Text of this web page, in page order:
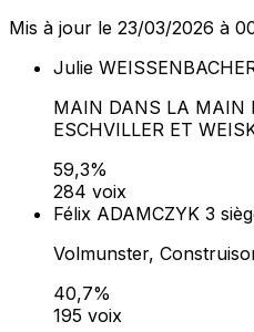
Mis à jour le 23/03/2026 à
Julie
MAIN DANS LA MAIN
ESCHVILLER ET
59,3%
284 voix
Félix ADAMCZYK 3
Volmunster,
40,7%
195 voix